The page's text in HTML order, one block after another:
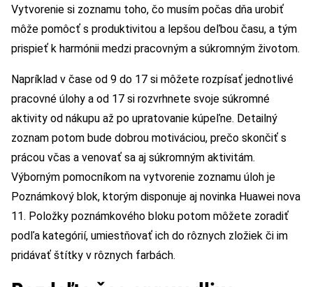
Vytvorenie si zoznamu toho, čo musím počas dňa urobiť
môže pomôcť s produktivitou a lepšou deľbou času, a tým
prispieť k harmónii medzi pracovným a súkromným životom.
Napríklad v čase od 9 do 17 si môžete rozpísať jednotlivé
pracovné úlohy a od 17 si rozvrhnete svoje súkromné
aktivity od nákupu až po upratovanie kúpeľne. Detailný
zoznam potom bude dobrou motiváciou, prečo skončiť s
prácou včas a venovať sa aj súkromným aktivitám.
Výborným pomocníkom na vytvorenie zoznamu úloh je
Poznámkový blok, ktorým disponuje aj novinka Huawei nova
11. Položky poznámkového bloku potom môžete zoradiť
podľa kategórií, umiestňovať ich do rôznych zložiek či im
pridávať štítky v rôznych farbách.